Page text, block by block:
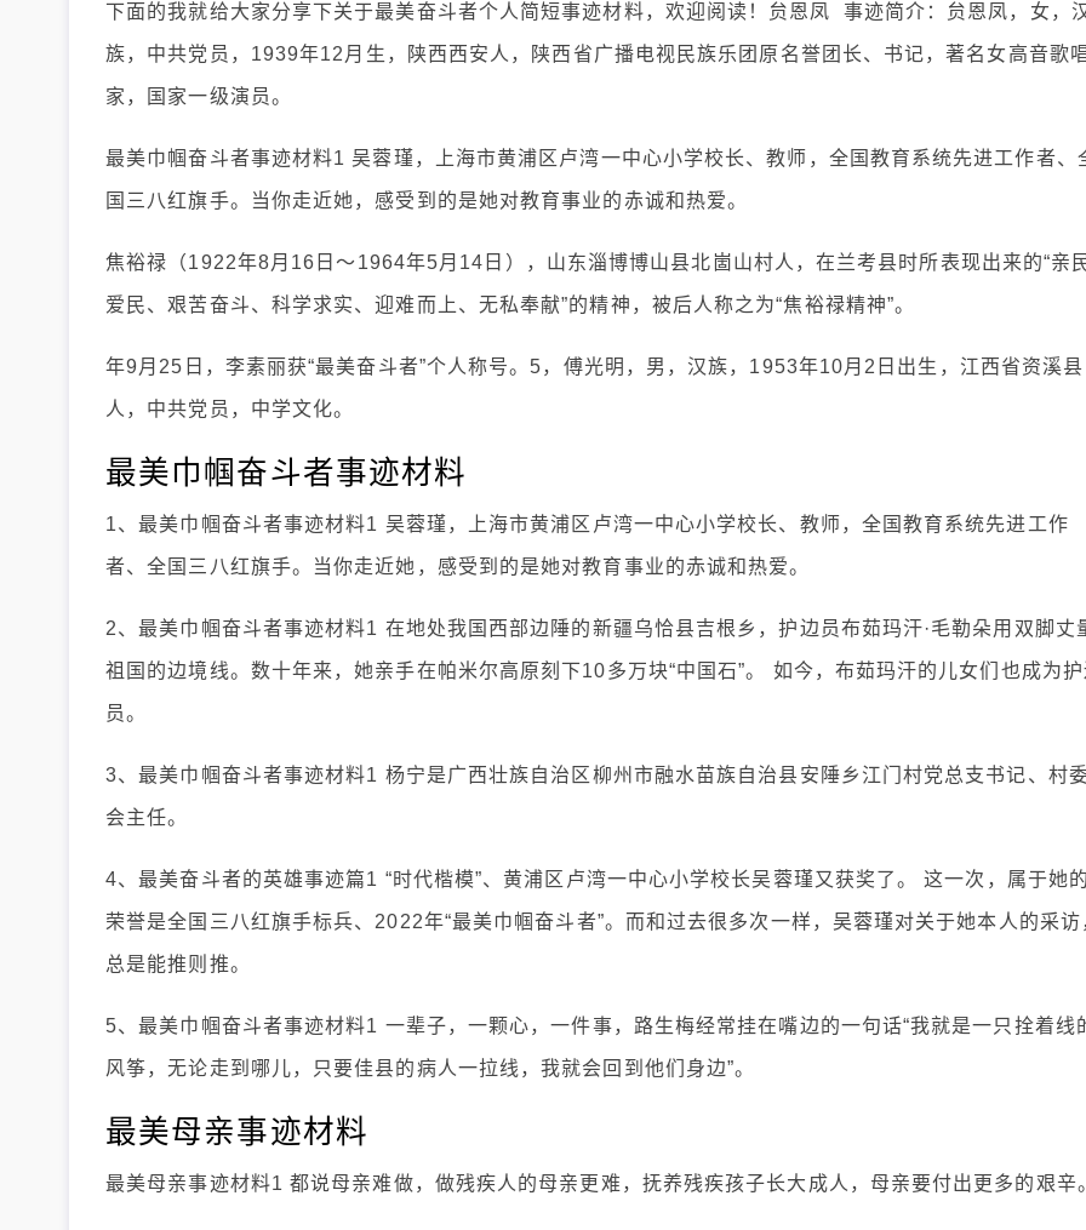
下面的我就给大家分享下关于最美奋斗者个人简短事迹材料，欢迎阅读！贠恩凤 事迹简介：贠恩凤，女，
族，中共党员，1939年12月生，陕西西安人，陕西省广播电视民族乐团原名誉团长、书记，著名女高音歌
家，国家一级演员。
最美巾帼奋斗者事迹材料1 吴蓉瑾，上海市黄浦区卢湾一中心小学校长、教师，全国教育系统先进工作者、
国三八红旗手。当你走近她，感受到的是她对教育事业的赤诚和热爱。
焦裕禄（1922年8月16日～1964年5月14日），山东淄博博山县北崮山村人，在兰考县时所表现出来的“亲
爱民、艰苦奋斗、科学求实、迎难而上、无私奉献”的精神，被后人称之为“焦裕禄精神”。
年9月25日，李素丽获“最美奋斗者”个人称号。5，傅光明，男，汉族，1953年10月2日出生，江西省资溪县
人，中共党员，中学文化。
最美巾帼奋斗者事迹材料
1、最美巾帼奋斗者事迹材料1 吴蓉瑾，上海市黄浦区卢湾一中心小学校长、教师，全国教育系统先进工作
者、全国三八红旗手。当你走近她，感受到的是她对教育事业的赤诚和热爱。
2、最美巾帼奋斗者事迹材料1 在地处我国西部边陲的新疆乌恰县吉根乡，护边员布茹玛汗·毛勒朵用双脚丈
祖国的边境线。数十年来，她亲手在帕米尔高原刻下10多万块“中国石”。 如今，布茹玛汗的儿女们也成为护
员。
3、最美巾帼奋斗者事迹材料1 杨宁是广西壮族自治区柳州市融水苗族自治县安陲乡江门村党总支书记、村
会主任。
4、最美奋斗者的英雄事迹篇1 “时代楷模”、黄浦区卢湾一中心小学校长吴蓉瑾又获奖了。 这一次，属于她的
荣誉是全国三八红旗手标兵、2022年“最美巾帼奋斗者”。而和过去很多次一样，吴蓉瑾对关于她本人的采访
总是能推则推。
5、最美巾帼奋斗者事迹材料1 一辈子，一颗心，一件事，路生梅经常挂在嘴边的一句话“我就是一只拴着线
风筝，无论走到哪儿，只要佳县的病人一拉线，我就会回到他们身边”。
最美母亲事迹材料
最美母亲事迹材料1 都说母亲难做，做残疾人的母亲更难，抚养残疾孩子长大成人，母亲要付出更多的艰辛